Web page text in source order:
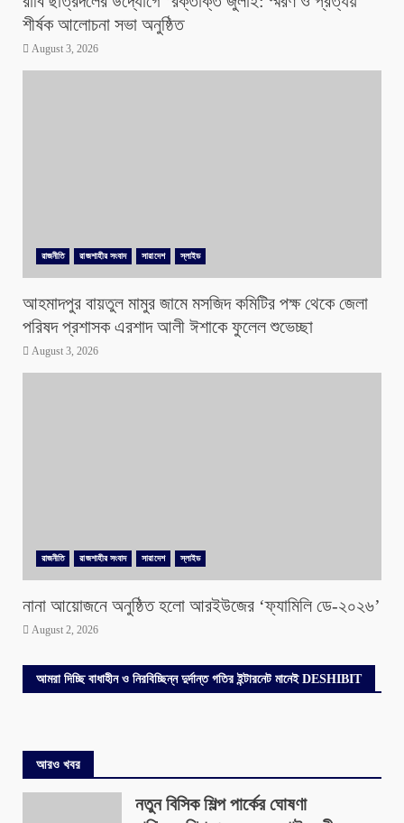
শীর্ষক আলোচনা সভা অনুষ্ঠিত
August 3, 2026
রাজনীতি রাজশাহীর সংবাদ সারাদেশ স্লাইড
আহমাদপুর বায়তুল মামুর জামে মসজিদ কমিটির পক্ষ থেকে জেলা
পরিষদ প্রশাসক এরশাদ আলী ঈশাকে ফুলেল শুভেচ্ছা
August 3, 2026
রাজনীতি রাজশাহীর সংবাদ সারাদেশ স্লাইড
নানা আয়োজনে অনুষ্ঠিত হলো আরইউজের ‘ফ্যামিলি ডে-২০২৬’
August 2, 2026
আমরা দিচ্ছি বাধাহীন ও নিরবিচ্ছিন্ন দুর্দান্ত গতির ইন্টারনেট মানেই DESHIBIT
আরও খবর
নতুন বিসিক শিল্প পার্কের ঘোষণা